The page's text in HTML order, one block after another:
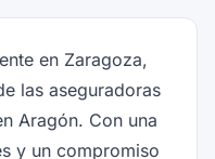
en Zaragoza,
las aseguradoras
Aragón. Con una
y un compromiso